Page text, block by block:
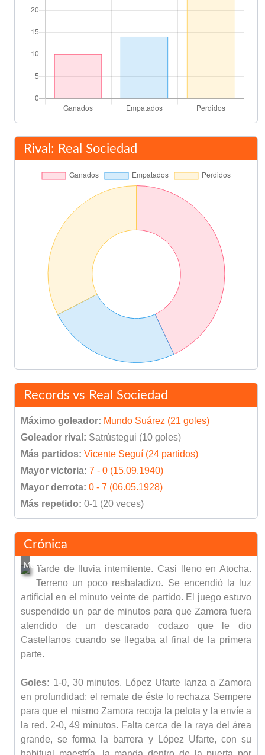
Rival: Real Sociedad
Records vs Real Sociedad
Máximo goleador: Mundo Suárez (21 goles)
Goleador rival: Satrústegui (10 goles)
Más partidos: Vicente Seguí (24 partidos)
Mayor victoria: 7 - 0 (15.09.1940)
Mayor derrota: 0 - 7 (06.05.1928)
Más repetido: 0-1 (20 veces)
Crónica
Tarde de lluvia intemitente. Casi lleno en Atocha.
Terreno un poco resbaladizo. Se encendió la luz
artificial en el minuto veinte de partido. El juego estuvo
suspendido un par de minutos para que Zamora fuera
atendido de un descarado codazo que le dio
Castellanos cuando se llegaba al final de la primera
parte.
Goles: 1-0, 30 minutos. López Ufarte lanza a Zamora
en profundidad; el remate de éste lo rechaza Sempere
para que el mismo Zamora recoja la pelota y la envíe a
la red. 2-0, 49 minutos. Falta cerca de la raya del área
grande, se forma la barrera y López Ufarte, con su